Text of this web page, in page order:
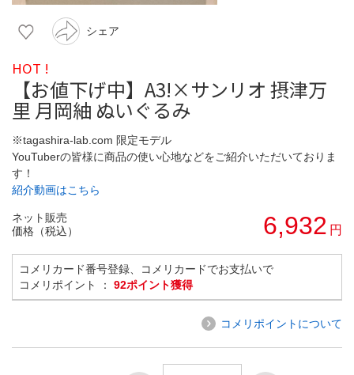
シェア
HOT !
【お値下げ中】A3!×サンリオ 摂津万
里 月岡紬 ぬいぐるみ
※tagashira-lab.com 限定モデル
YouTuberの皆様に商品の使い心地などをご紹介いただいておりま
す！
紹介動画はこちら
ネット販売
価格（税込）
6,932 円
コメリカード番号登録、コメリカードでお支払いで
コメリポイント ： 92ポイント獲得
コメリポイントについて